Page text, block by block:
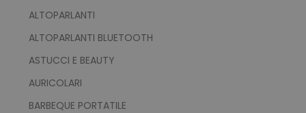
ALTOPARLANTI
ALTOPARLANTI BLUETOOTH
ASTUCCI E BEAUTY
AURICOLARI
BARBEQUE PORTATILE